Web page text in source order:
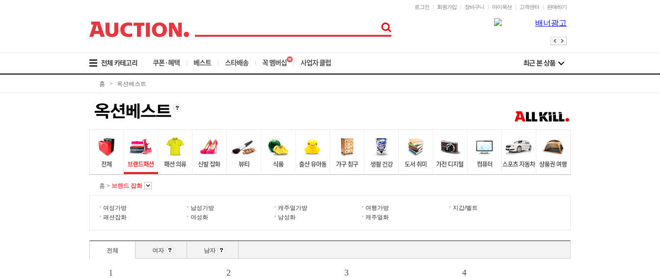
로
가
로
가
로
가
로그인 회원가입 장바구니 마이옥션 고객센터 판매하기
쿠폰·혜택 베스트 스타배송 꼭 멤버십 사업자 클럽
홈 > 옥션베스트
홈 > 브랜드 잡화
여성가방 남성가방 캐주얼가방 여행가방
지갑/벨트
패션잡화
여성화 남성화 캐주얼화
전체 여자 남자
1 2 3 4